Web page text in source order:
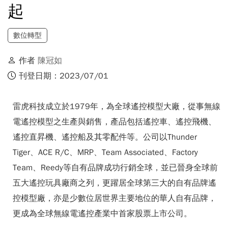
起
數位轉型
作者 陳冠如
刊登日期：2023/07/01
雷虎科技成立於1979年，為全球遙控模型大廠，從事無線
電遙控模型之生產與銷售，產品包括遙控車、遙控飛機、
遙控直昇機、遙控船及其零配件等。公司以Thunder
Tiger、ACE R/C、MRP、Team Associated、Factory
Team、Reedy等自有品牌成功行銷全球，並已晉身全球前
五大遙控玩具廠商之列，更躍居全球第三大的自有品牌遙
控模型廠，亦是少數位居世界主要地位的華人自有品牌，
更成為全球無線電遙控產業中首家股票上市公司。